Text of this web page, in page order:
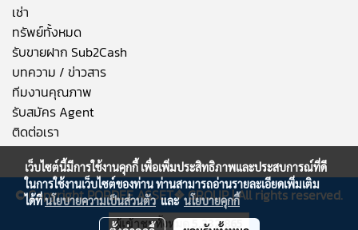
เช่า
ทรัพย์ทั้งหมด
รับขายฝาก Sub2Cash
บทความ / ข่าวสาร
ทีมงานคุณภาพ
รับสมัคร Agent
ติดต่อเรา
© CopyrightPORDEE ASSET❖GROUP | All rights reserved.
ผู้เข้าชมวันนี้ 214
เว็บไซต์นี้มีการใช้งานคุกกี้ เพื่อเพิ่มประสิทธิภาพและประสบการณ์ที่ดี
ในการใช้งานเว็บไซต์ของท่าน ท่านสามารถอ่านรายละเอียดเพิ่มเติม
ได้ที่นโยบายความเป็นส่วนตัวและนโยบายคุกกี้